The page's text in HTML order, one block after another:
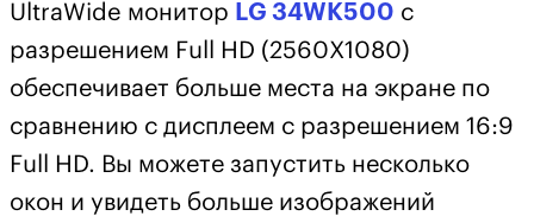
UltraWide монитор LG 34WK500 с
разрешением Full HD (2560X1080)
обеспечивает больше места на экране по
сравнению с дисплеем с разрешением 16:9
Full HD. Вы можете запустить несколько
окон и увидеть больше изображений